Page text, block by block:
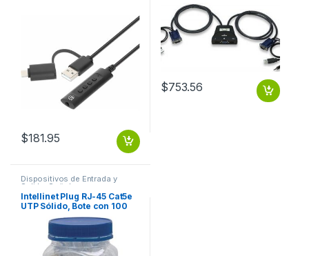
$181.95
CABLES
$753.56
Dispositivos de Entrada y
Salida Switch
Intellinet Plug RJ-45 Cat5e
UTP Sólido, Bote con 100
Piezas Transparentes
SOLIDO 100PZS CONTACTO
CHAPA ORO